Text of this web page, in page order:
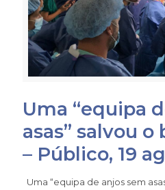
Uma “equipa
asas” salvou o
– Público, 19
Uma “equipa de anjos sem